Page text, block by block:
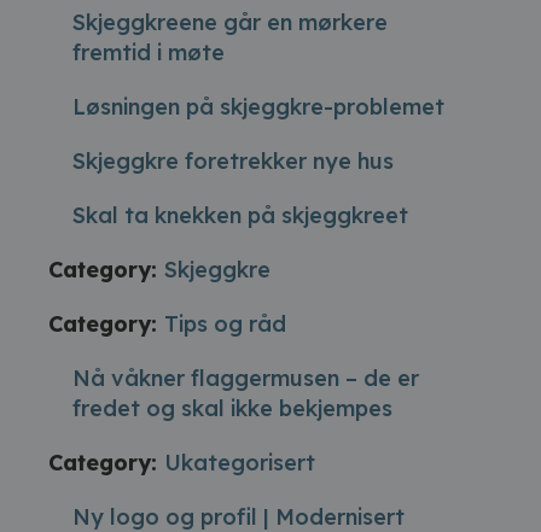
Skjeggkreene går en mørkere
fremtid i møte
Løsningen på skjeggkre-problemet
Skjeggkre foretrekker nye hus
Skal ta knekken på skjeggkreet
Category: Skjeggkre
Category: Tips og råd
Nå våkner flaggermusen – de er
fredet og skal ikke bekjempes
Category: Ukategorisert
Ny logo og profil | Modernisert